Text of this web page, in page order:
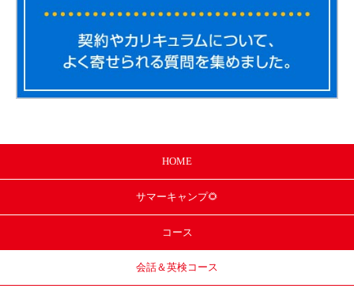
HOME
サマーキャンプ🌻
コース
会話＆英検コース